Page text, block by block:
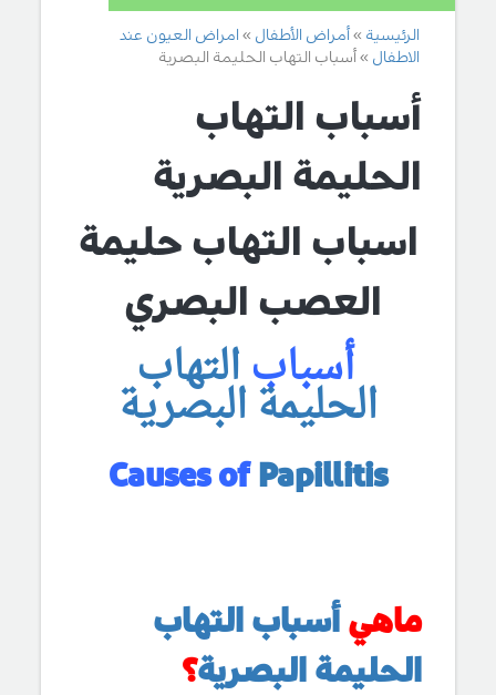
الرئيسية أمراض الأطفال
امراض العيون عند
الاطفال
أسباب التهاب الحليمة البصرية
أسباب التهاب
الحليمة البصرية
اسباب التهاب حليمة
العصب البصري
أسبابالتهاب
الحليمة البصرية
Causes of Papillitis
ماهي أسباب التهاب
الحليمة البصرية؟